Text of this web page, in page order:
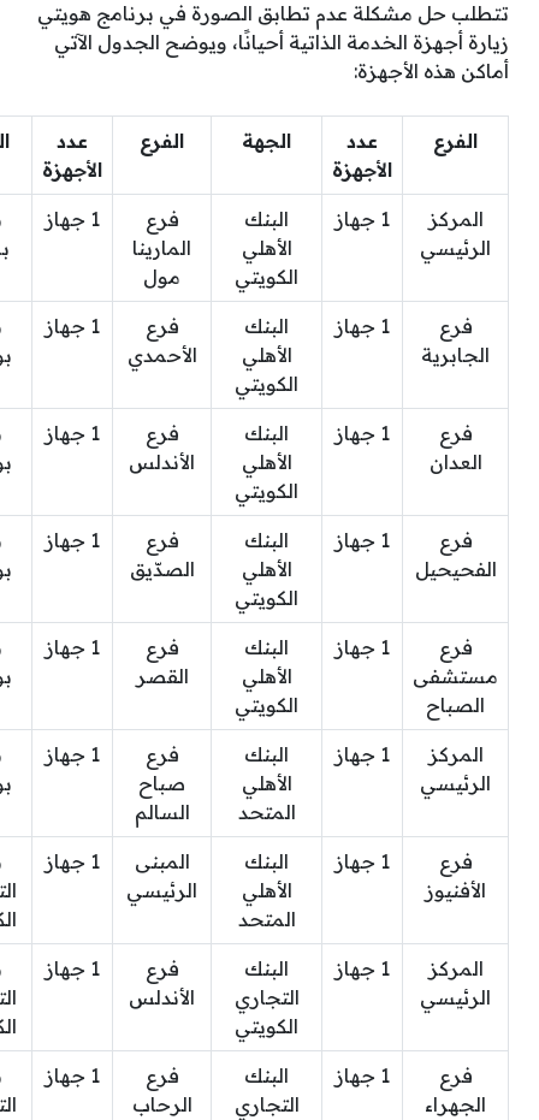
تتطلب حل مشكلة عدم تطابق الصورة في برنامج هويتي
زيارة أجهزة الخدمة الذاتية أحيانًا، ويوضح الجدول الآتي
أماكن هذه الأجهزة:
الفرع
عدد
الأجهزة
الجهة الفرع
عدد
الأجهزة
المركز
الرئيسي
1 جهاز
البنك
الأهلي
الكويتي
فرع
المارينا
مول
1 جهاز
فرع
الجابرية
1 جهاز
البنك
الأهلي
الكويتي
فرع
الأحمدي
1 جهاز
فرع
العدان
1 جهاز
البنك
الأهلي
الكويتي
فرع
الأندلس
1 جهاز
فرع
الفحيحيل
1 جهاز
البنك
الأهلي
الكويتي
فرع
الصدّيق
1 جهاز
فرع
مستشفى
الصباح
1 جهاز
البنك
الأهلي
الكويتي
فرع
القصر
1 جهاز
المركز
الرئيسي
1 جهاز
البنك
الأهلي
المتحد
فرع
صباح
السالم
1 جهاز
فرع
الأفنيوز
1 جهاز
البنك
الأهلي
المتحد
المبنى
الرئيسي
1 جهاز
المركز
الرئيسي
1 جهاز
البنك
التجاري
الكويتي
فرع
الأندلس
1 جهاز
فرع
الجهراء
1 جهاز
البنك
التجاري
فرع
الرحاب
1 جهاز